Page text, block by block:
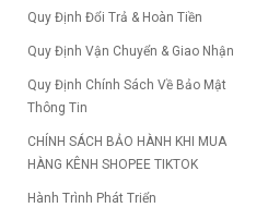
Nhanh, Mạnh, Giá tốt
nghệ 3D V-Cache đỉnh cao, mang lại
nhân khiến PC gaming bị tụt
gặp
bị tụt FPS sau một thời gian? Tìm hiểu
kiểm tra, khắc phục từng bước tại Vi Tính
Quy Định Đổi Trả & Hoàn Tiền
Quy Định Vận Chuyển & Giao Nhận
Quy Định Chính Sách Về Bảo Mật
Thông Tin
CHÍNH SÁCH BẢO HÀNH KHI MUA
HÀNG KÊNH SHOPEE TIKTOK
Hành Trình Phát Triển